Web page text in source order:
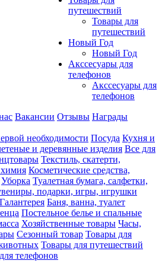
путешествий
Товары для
путешествий
Новый Год
Новый Год
Акссесуары для
телефонов
Акссесуары для
телефонов
Вакансии Отзывы Награды
необходимости Посуда Кухня и
и деревянные изделия Все для
Текстиль, скатерти,
Косметические средства,
Уборка Туалетная бумага, салфетки,
подарки, игры, игрушки
Галантерея Баня, ванна, туалет
Постельное белье и спальные
Хозяйственные товары Часы,
Сезонный товар Товары для
Товары для путешествий
телефонов